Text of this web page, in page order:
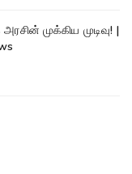
அரசின் முக்கிய முடிவு! |